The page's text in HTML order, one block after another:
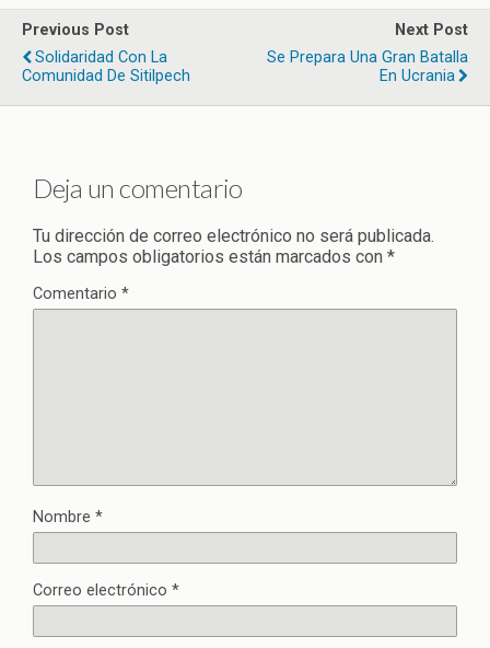
Previous Post
Solidaridad Con La
Comunidad De Sitilpech
Next Post
Se Prepara Una Gran Batalla
En Ucrania
Deja un comentario
Tu dirección de correo electrónico no será publicada.
Los campos obligatorios están marcados con *
Comentario *
Nombre *
Correo electrónico *